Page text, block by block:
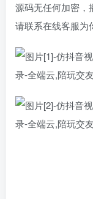
源码无任何加密，
请联系在线客服为